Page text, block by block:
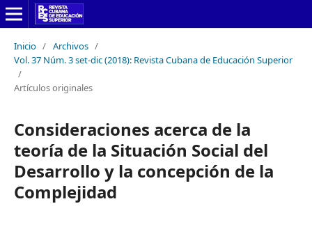
Inicio / Archivos /
Vol. 37 Núm. 3 set-dic (2018): Revista Cubana de Educación Superior
/
Artículos originales
Consideraciones acerca de la
teoría de la Situación Social del
Desarrollo y la concepción de la
Complejidad